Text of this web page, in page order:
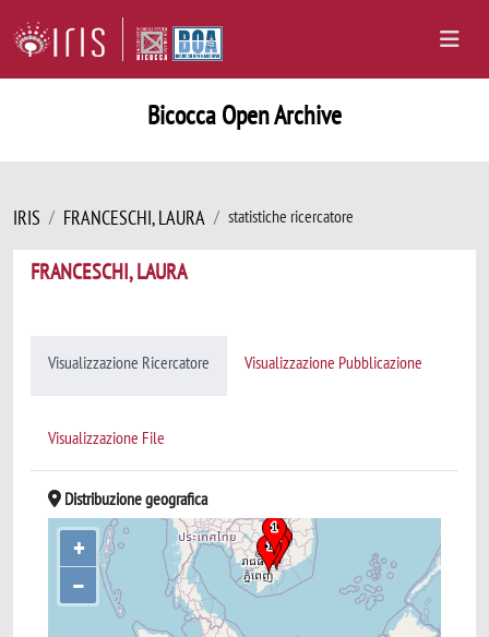
Bicocca Open Archive
IRIS FRANCESCHI, LAURA statistiche ricercatore
FRANCESCHI, LAURA
Visualizzazione Ricercatore Visualizzazione Pubblicazione
Visualizzazione File
Distribuzione geografica
+
–